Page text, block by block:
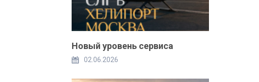
Новый уровень сервиса
02.06.2026